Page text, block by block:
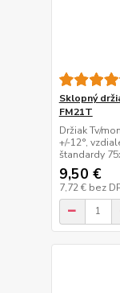
Sklopný
FM21T
Držiak Tv/
+/-12°,
štandardy
9,50 €
7,72 € bez